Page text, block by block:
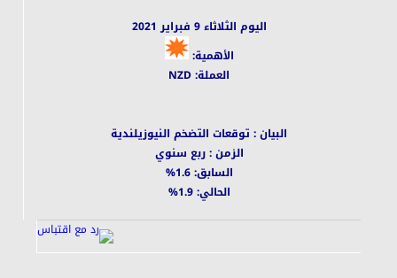
اليوم الثلاثاء 9 فبراير 2021
الأهمية:
العملة: NZD
البيان : توقعات التضخم النيوزيلندية
الزمن : ربع سنوي
السابق: 1.6%
الحالي: 1.9%